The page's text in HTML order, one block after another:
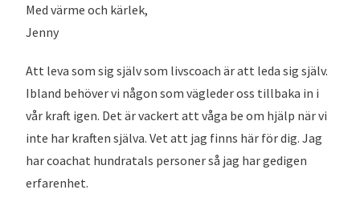
Med värme och kärlek,
Jenny
Att leva som sig själv som livscoach är att leda sig själv.
Ibland behöver vi någon som vägleder oss tillbaka in i
vår kraft igen. Det är vackert att våga be om hjälp när vi
inte har kraften själva. Vet att jag finns här för dig. Jag
har coachat hundratals personer så jag har gedigen
erfarenhet.